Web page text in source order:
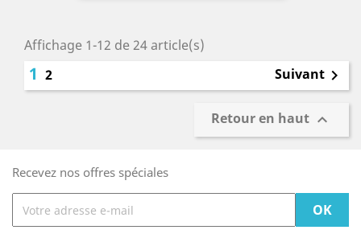
Affichage 1-12 de 24 article(s)
1 2 Suivant 
Retour en haut 
Recevez nos offres spéciales